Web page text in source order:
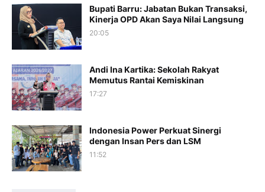
Bupati Barru: Jabatan Bukan Transaksi,
Kinerja OPD Akan Saya Nilai Langsung
20:05
Andi Ina Kartika: Sekolah Rakyat
Memutus Rantai Kemiskinan
17:27
Indonesia Power Perkuat Sinergi
dengan Insan Pers dan LSM
11:52